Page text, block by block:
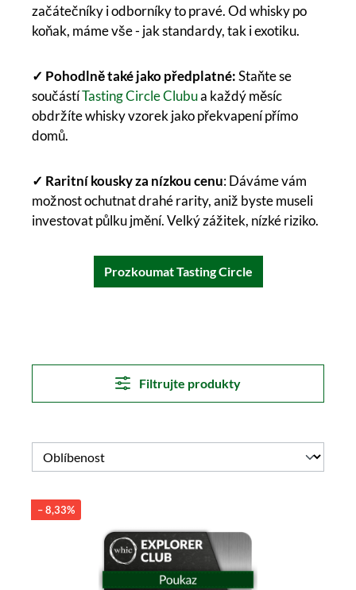
začátečníky i odborníky to pravé. Od whisky po
koňak, máme vše - jak standardy, tak i exotiku.
✓ Pohodlně také jako předplatné:Staňte se
součástíTasting Circle Clubua každý měsíc
obdržíte whisky vzorek jako překvapení přímo
domů.
✓ Raritní kousky za nízkou cenu: Dáváme vám
možnost ochutnat drahé rarity, aniž byste museli
investovat půlku jmění. Velký zážitek, nízké riziko.
Prozkoumat Tasting Circle
Filtrujte produkty
– 8,33%